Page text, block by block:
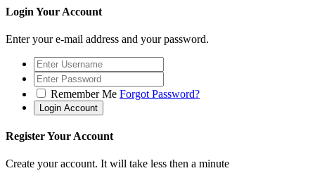
Login Your Account
Enter your e-mail address and your password.
Remember Me Forgot Password?
Register Your Account
Create your account. It will take less then a minute